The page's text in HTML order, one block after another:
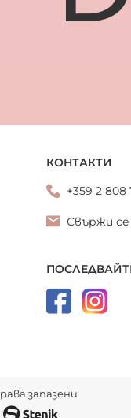
КОНТАКТИ
+359 2 808
Свържи се
запазени